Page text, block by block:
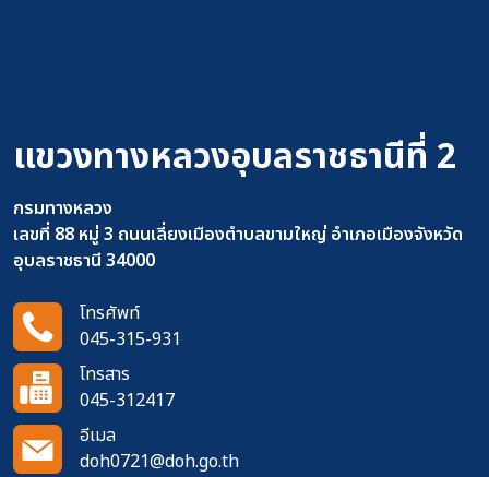
แขวงทางหลวงอุบลราชธานีที่ 2
กรมทางหลวง
เลขที่ 88 หมู่ 3 ถนนเลี่ยงเมืองตำบลขามใหญ่ อำเภอเมืองจังหวัด
อุบลราชธานี 34000
โทรศัพท์
045-315-931
โทรสาร
045-312417
อีเมล
doh0721@doh.go.th